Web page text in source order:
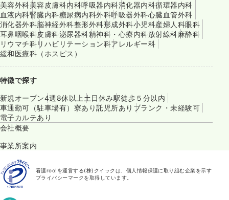
美容外科美容皮膚科内科呼吸器内科消化器内科循環器内科
血液内科腎臓内科糖尿病内科外科呼吸器外科心臓血管外科
消化器外科脳神経外科整形外科形成外科小児科産婦人科眼科
耳鼻咽喉科皮膚科泌尿器科精神科・心療内科放射線科麻酔科
リウマチ科リハビリテーション科アレルギー科
緩和医療科（ホスピス）
特徴で探す
新規オープン4週8休以上 土日休み駅徒歩５分以内
車通勤可（駐車場有） 寮あり託児所あり ブランク・未経験可
電子カルテあり
会社概要
事業所案内
看護roo!を運営する(株)クイックは、個人情報保護に取り組む企業を示す
プライバシーマークを取得しています。